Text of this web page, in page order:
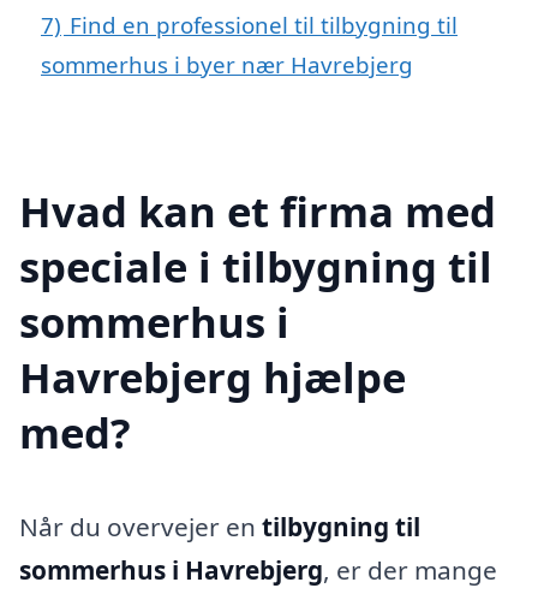
7) Find en professionel til tilbygning til
sommerhus i byer nær Havrebjerg
Hvad kan et firma med
speciale i tilbygning til
sommerhus i
Havrebjerg hjælpe
med?
Når du overvejer en tilbygning til
sommerhus i Havrebjerg, er der mange